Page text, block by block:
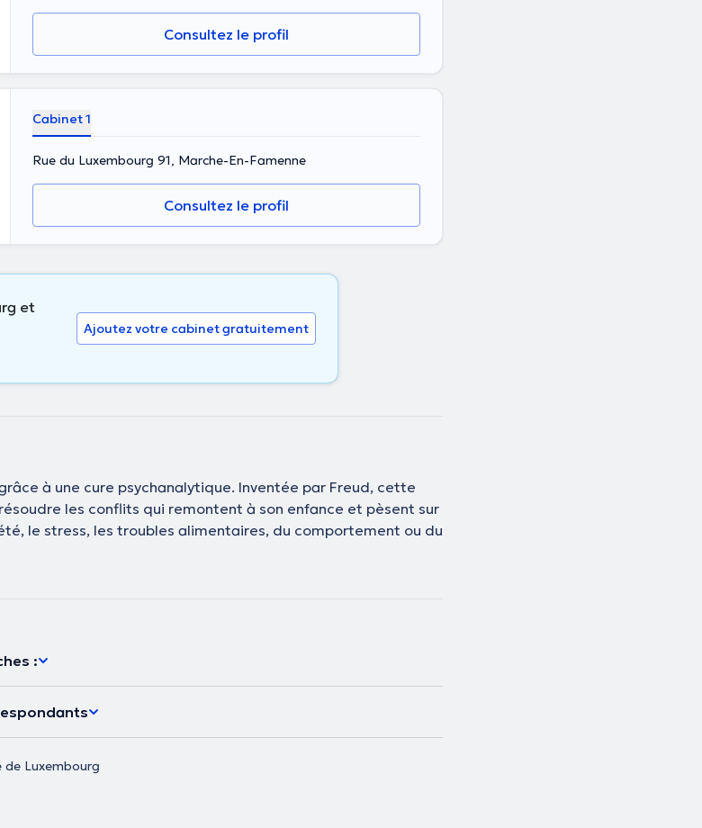
Consultez le profil
Cabinet 1
Rue du Luxembourg 91, Marche-En-Famenne
Consultez le profil
et
Ajoutez votre cabinet gratuitement
à une cure psychanalytique. Inventée par Freud, cette
les conflits qui remontent à son enfance et pèsent sur
le stress, les troubles alimentaires, du comportement ou du
:
de Luxembourg